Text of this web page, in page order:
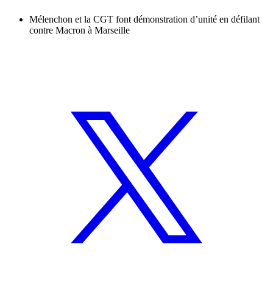
Mélenchon et la CGT font démonstration d’unité en défilant
contre Macron à Marseille